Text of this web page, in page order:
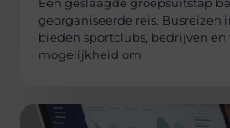
Een geslaagde groepsuitstap
georganiseerde reis. Busreizen
bieden sportclubs, bedrijven
mogelijkheid om